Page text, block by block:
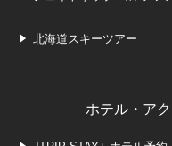
北海道スキーツアー
ホテル・ア